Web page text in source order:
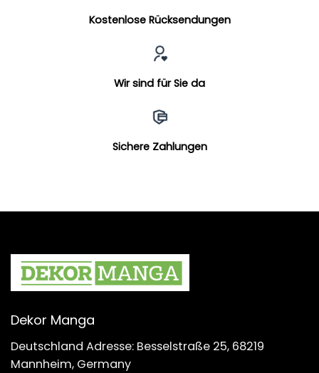
Kostenlose Rücksendungen
Wir sind für Sie da
Sichere Zahlungen
Dekor Manga
Deutschland Adresse: Besselstraße 25, 68219
Mannheim, Germany